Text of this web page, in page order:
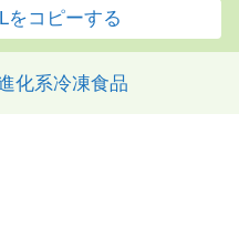
をコピーする
化系冷凍食品